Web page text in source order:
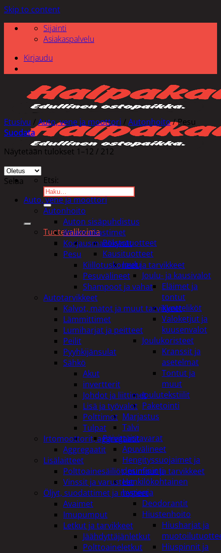
Skip to content
Sijainti
Asiakaspalvelu
Kirjaudu
Etsi:
Tuotevalikoima
Poistotuotteet
Kausituotteet
Joulu
Joulu- ja kausivalot
Eläimet ja
tontut
Kyntteliköt
Valoketjut ja
kuusenvalot
Joulukoristeet
Kranssit ja
asetelmat
Tontut ja
muut
Joulutekstiilit
Paketointi
Marjastus
Talvi
Päivittäistavarat
Apuvälineet
Hengityssuojaimet ja
desinfiointi
Henkilökohtainen
hygienia
Deodorantit
Hiustenhoito
Hiusharjat ja
Hiuspinnit ja
Etusivu / Auto, vene ja moottori / Autonhoito/Pesu
Suodata
Näytetään tulokset 1–12 / 212
Selaa
Auto, vene ja moottori
Autonhoito
Auton sisäpuhdistus
ilmanraikastimet
Korjausmaalikynät
Pesu
Kiillotuskoneet ja tarvikkeet
Pesuvälineet
Shampoot ja vahat
Autotarvikkeet
Kalvot, matot ja muut tarvikkeet
Lämmittimet
Lumiharjat ja peitteet
Peilit
Pyyhkijänsulat
Sähkö
Akut
invertterit
Johdot ja liittimet
Lisä ja työvalot
Polttimot
Tulpat
Irtomoottorit, aggregaatit
Aggregaatit
Lisälaitteet
Polttoainesäiliöt, pumput ja tarvikkeet
Vinssit ja varusteet
Öljyt, suodattimet ja nesteet
Avaimet
Imupumput
Letkut ja tarvikkeet
Jäähdyttäjänletkut
Polttoaineletkut